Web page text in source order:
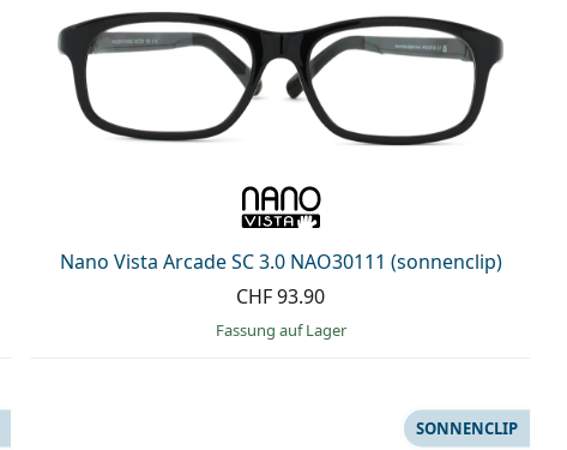
Nano Vista Arcade SC 3.0 NAO30111 (sonnenclip)
CHF 93.90
Fassung auf Lager
SONNENCLIP